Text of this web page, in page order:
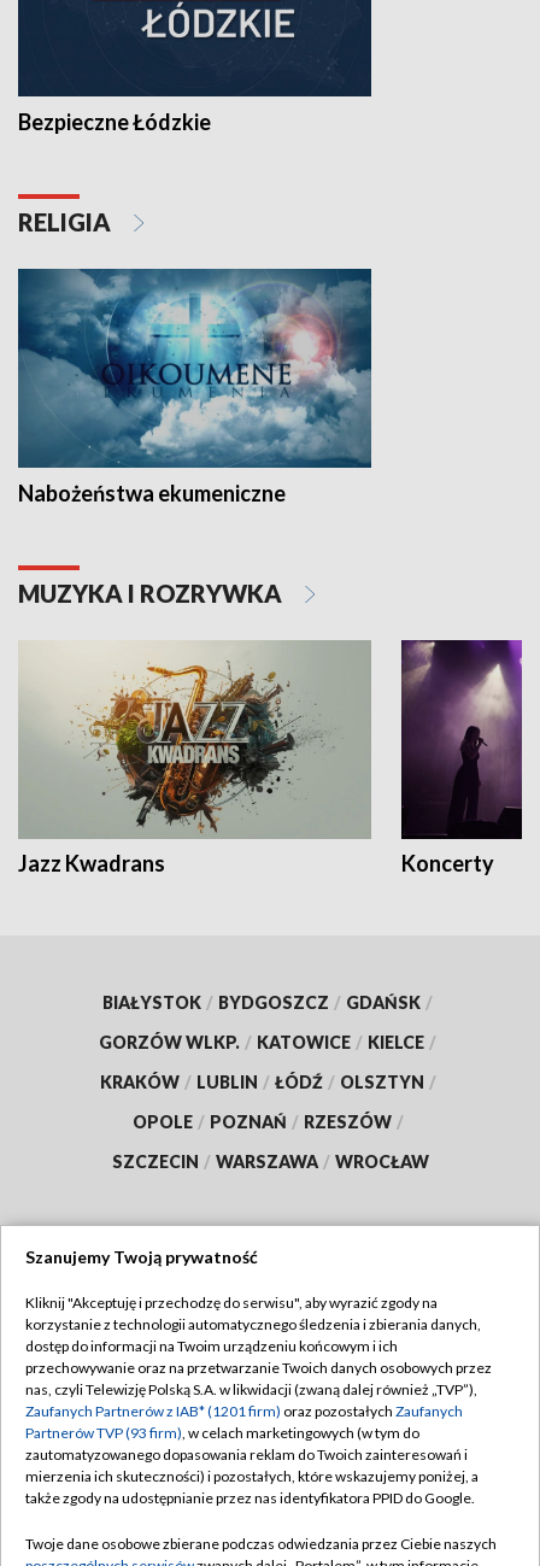
Bezpieczne Łódzkie
RELIGIA
Nabożeństwa ekumeniczne
MUZYKA I ROZRYWKA
Jazz Kwadrans Koncerty
BIAŁYSTOK / BYDGOSZCZ / GDAŃSK /
GORZÓW WLKP. / KATOWICE / KIELCE /
KRAKÓW / LUBLIN / ŁÓDŹ / OLSZTYN /
OPOLE / POZNAŃ / RZESZÓW /
SZCZECIN / WARSZAWA / WROCŁAW
TVP
Abonament TVP
Emisja w TVP
Centrum informacji TVP
Naziemna Telewizja Cyfrowa
Regulamin TVP
Polityka prywatności
Moje zgody
Pomoc
Szanujemy Twoją prywatność
Kliknij "Akceptuję i przechodzę do serwisu", aby wyrazić zgody na
korzystanie z technologii automatycznego śledzenia i zbierania danych,
dostęp do informacji na Twoim urządzeniu końcowym i ich
przechowywanie oraz na przetwarzanie Twoich danych osobowych przez
nas, czyli Telewizję Polską S.A. w likwidacji (zwaną dalej również „TVP”),
Zaufanych Partnerów z IAB* (1201 firm) oraz pozostałych Zaufanych
Partnerów TVP (93 firm), w celach marketingowych (w tym do
zautomatyzowanego dopasowania reklam do Twoich zainteresowań i
mierzenia ich skuteczności) i pozostałych, które wskazujemy poniżej, a
także zgody na udostępnianie przez nas identyfikatora PPID do Google.
Twoje dane osobowe zbierane podczas odwiedzania przez Ciebie naszych